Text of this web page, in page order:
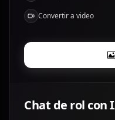
Convertir a video
Chat de rol con